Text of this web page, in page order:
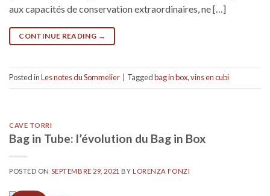
aux capacités de conservation extraordinaires, ne […]
CONTINUE READING →
Posted inLes notes du Sommelier Taggedbag in box,vins en cubi
CAVE TORRI
Bag in Tube: l’évolution du Bag in Box
POSTED ON SEPTEMBRE 29, 2021 BY LORENZA FONZI